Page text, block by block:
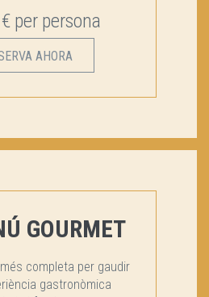
per persona
AHORA
GOURMET
completa per gaudir
gastronòmica